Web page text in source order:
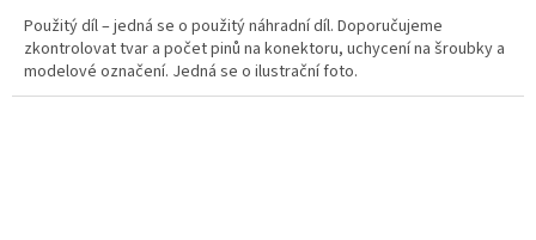
Použitý díl – jedná se o použitý náhradní díl. Doporučujeme
zkontrolovat tvar a počet pinů na konektoru, uchycení na šroubky a
modelové označení. Jedná se o ilustrační foto.